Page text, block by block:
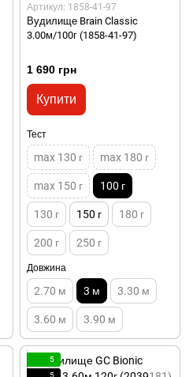
Артикул: 1858-41-97
Вудилище Brain Classic
3.00м/100г (1858-41-97)
1 690 грн
Купити
Тест
max 130 г max 180 г
max 150 г 100 г
130 г 150 г 180 г
200 г 250 г
Довжина
2.70 м 3 м 3.30 м
3.60 м 3.90 м
5
5